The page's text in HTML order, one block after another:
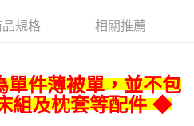
、不需儲值。
，即可結帳。
付」後，將跳轉至「AFTEE先享後付」
後，即可完成結帳。
品規格 相關推薦
件薄被單，並不包
組及枕套等配件 ◆